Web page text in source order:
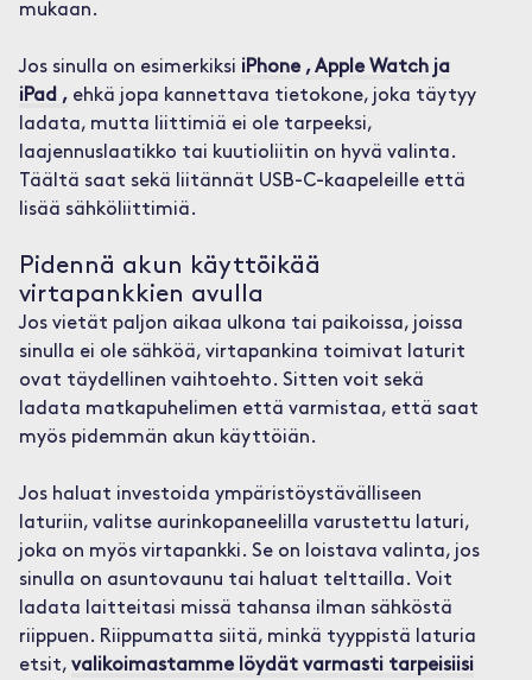
mukaan.
Jos sinulla on esimerkiksi iPhone , Apple Watch ja
iPad ,ehkä jopa kannettava tietokone, joka täytyy
ladata, mutta liittimiä ei ole tarpeeksi,
laajennuslaatikko tai kuutioliitin on hyvä valinta.
Täältä saat sekä liitännät USB-C-kaapeleille että
lisää sähköliittimiä.
Pidennä akun käyttöikää
virtapankkien avulla
Jos vietät paljon aikaa ulkona tai paikoissa, joissa
sinulla ei ole sähköä, virtapankina toimivat laturit
ovat täydellinen vaihtoehto. Sitten voit sekä
ladata matkapuhelimen että varmistaa, että saat
myös pidemmän akun käyttöiän.
Jos haluat investoida ympäristöystävälliseen
laturiin, valitse aurinkopaneelilla varustettu laturi,
joka on myös virtapankki. Se on loistava valinta, jos
sinulla on asuntovaunu tai haluat telttailla. Voit
ladata laitteitasi missä tahansa ilman sähköstä
riippuen. Riippumatta siitä, minkä tyyppistä laturia
etsit, valikoimastamme löydät varmasti tarpeisiisi